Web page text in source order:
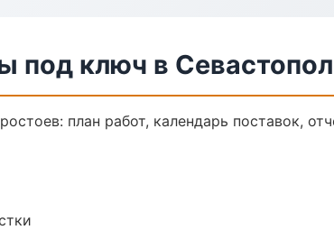
под ключ в
план работ, календарь поставок,